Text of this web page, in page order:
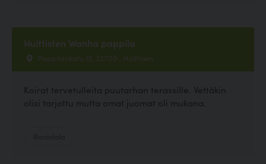
Huittisten Wanha pappila
Pappilankatu 13, 32700 , Huittinen
Koirat tervetulleita puutarhan terassille. Vettäkin
olisi tarjottu mutta omat juomat oli mukana.